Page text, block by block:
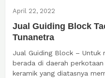
April 22, 2022
Jual Guiding Block
Tunanetra
Jual Guiding Block – Untuk
berada di daerah
keramik yang diatasnya